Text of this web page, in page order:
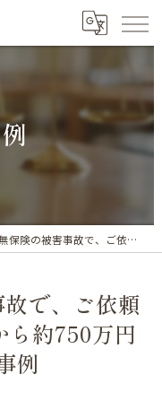
事故で、ご依頼者様の加入保険などから約750万円を獲得した事例
で、ご依頼
ら約750万円
例